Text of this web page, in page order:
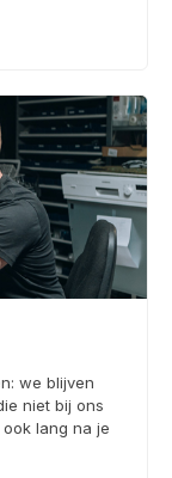
we blijven
niet bij ons
lang na je